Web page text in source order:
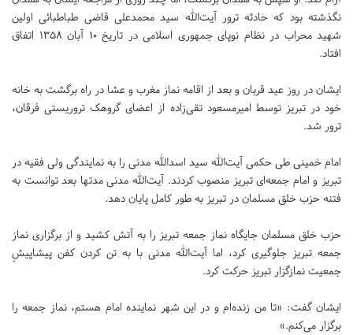
نگذشته بود که حادثه ترور آیت‌الله سید محمدعلی قاضی طباطبائی اولین
شهید محراب در نظام نوپای جمهوری اسلامی در تاریخ ۱۰ آبان ۱۳۵۸ اتفاق
افتاد.
ایشان در روز عید قربان و بعد از اقامه نماز مغرب و عشا در راه برگشت به خانه
خود در تبریز توسط امیرمسعود تقی‌زاده از اعضای گروهک تروریستی فرقان،
ترور شد.
امام خمینی طی حکمی آیت‌الله سید اسدالله مدنی را به نمایندگی ولی فقیه در
تبریز و امام جمعه‌ای تبریز منصوب کردند. آیت‌الله ‌مدنی مدتها بعد توانست به
فتنه حزب خلق مسلمان در تبریز به طور کامل پایان دهد.
حزب خلق مسلمان جایگاه نماز جمعه تبریز را به آتش کشید و از برگزاری نماز
جمعه تبریز جلوگیری کرد، اما آیت‌الله مدنی با به تن کردن کفن پیشاپیشِ
جمعیت نمازگزار تبریز حرکت کرد.
ایشان گفت: «تا من زنده‌ام و در این شهر نماینده امام هستم، نماز جمعه را
برگزار می‌کنم.»